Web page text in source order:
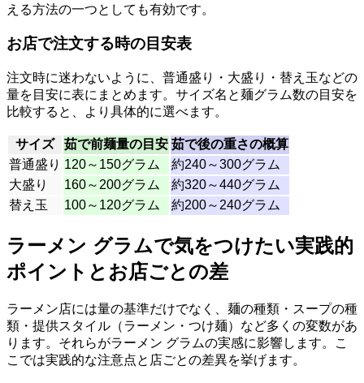
える方法の一つとしても有効です。
お店で注文する時の目安表
注文時に迷わないように、普通盛り・大盛り・替え玉などの
量を目安に表にまとめます。サイズ名と麺グラム数の目安を
比較すると、より具体的に選べます。
サイズ 茹で前麺量の目安 茹で後の重さの概算
普通盛り 120～150グラム
約240～300グラム
大盛り
160～200グラム
約320～440グラム
替え玉
100～120グラム 約200～240グラム
ラーメン グラムで気をつけたい実践的
ポイントとお店ごとの差
ラーメン店には量の基準だけでなく、麺の種類・スープの種
類・提供スタイル（ラーメン・つけ麺）など多くの変数があ
ります。それらがラーメン グラムの実感に影響します。こ
こでは実践的な注意点と店ごとの差異を挙げます。